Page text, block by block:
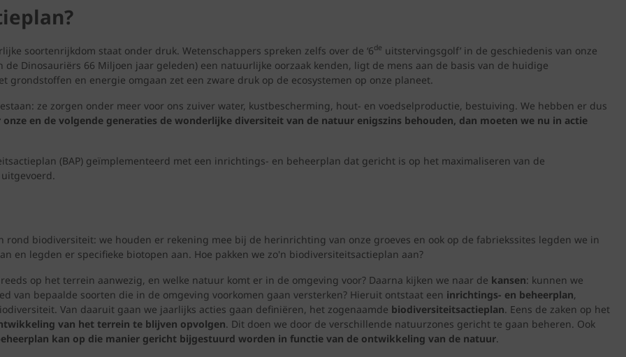
soortenrijkdom staat onder druk. Wetenschappers spreken zelfs over de ‘6de uitstervingsgolf’ in de geschiedenis van onze
Dinosauriërs 66 Miljoen jaar geleden) een natuurlijke oorzaak kenden, ligt de mens aan de basis van de huidige
en energie omgaan zet een zware druk op de ecosystemen op onze planeet.
ze zorgen onder meer voor ons zuiver water, kustbescherming, hout- en voedselproductie, bestuiving. We hebben er dus
en de volgende generaties de wonderlijke diversiteit van de natuur enigszins behouden, dan moeten we nu in actie
(BAP) geïmplementeerd met een inrichtings- en beheerplan dat gericht is op het maximaliseren van de
biodiversiteit: we houden er rekening mee bij de herinrichting van onze groeves en ook op de fabriekssites legden we in
en legden er specifieke biotopen aan. Hoe pakken we zo'n biodiversiteitsactieplan aan?
op het terrein aanwezig, en welke natuur komt er in de omgeving voor? Daarna kijken we naar de kansen: kunnen we
van bepaalde soorten die in de omgeving voorkomen gaan versterken? Hieruit ontstaat een inrichtings- en beheerplan,
Van daaruit gaan we jaarlijks acties gaan definiëren, het zogenaamde biodiversiteitsactieplan. Eens de zaken op het
van het terrein te blijven opvolgen. Dit doen we door de verschillende natuurzones gericht te gaan beheren. Ook
kan op die manier gericht bijgestuurd worden in functie van de ontwikkeling van de natuur.